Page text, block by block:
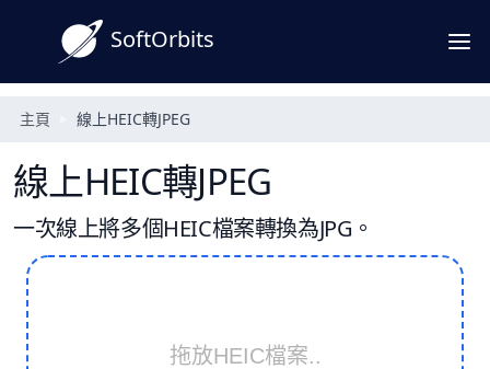
SoftOrbits
主頁 線上HEIC轉JPEG
線上HEIC轉JPEG
一次線上將多個HEIC檔案轉換為JPG。
拖放HEIC檔案..